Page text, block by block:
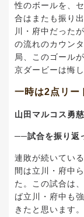
性のボールを、
合はまたも振り
川・府中だった
の流れのカウン
局、このゴール
京ダービーは悔
一時は2点リ
山田マルコス勇
──試合を振り返
連敗が続いてい
間は立川・府中
た。この試合は
ば立川・府中も
きたと思います